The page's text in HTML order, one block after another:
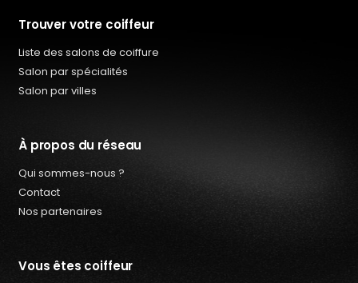
Trouver votre coiffeur
Liste des salons de coiffure
Salon par spécialités
Salon par villes
À propos du réseau
Qui sommes-nous ?
Contact
Nos partenaires
Vous êtes coiffeur